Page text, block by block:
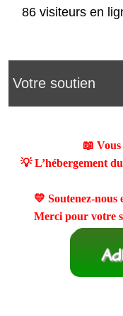
86 visiteurs en
Votre soutien
📖
💡 L’hébergement
💛 Soutenez-
Merci pour votre